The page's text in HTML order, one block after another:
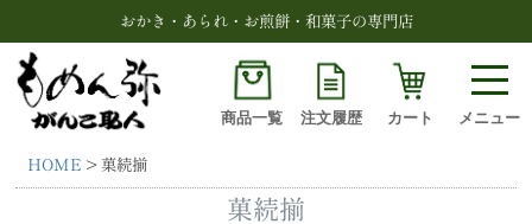
おかき・あられ・お煎餅・和菓子の専門店
商品一覧 注文履歴 カート メニュー
検索
HOME 菓続揃
菓続揃